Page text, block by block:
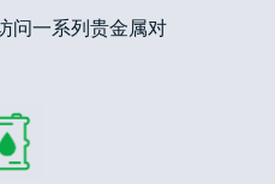
问一系列贵金属对